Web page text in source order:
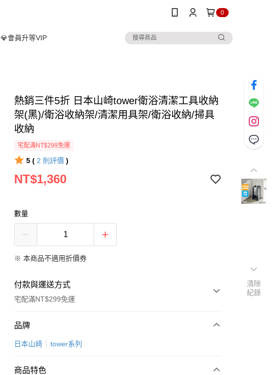
0
💎會員升等VIP
熱銷三件5折 日本山崎tower衛浴清潔工具收納
架(黑)/衛浴收納架/清潔用具架/衛浴收納/掃具
收納
宅配滿NT$299免運
5 ( 2 則評價 )
NT$1,360
數量
※ 本商品不適用折價券
付款與運送方式
宅配滿NT$299免運
付款方式
信用卡一次付款
品牌
日本山崎 tower系列
商品特色
清除
紀錄